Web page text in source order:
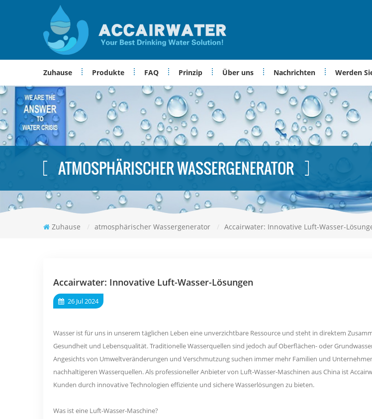
Zuhause Produkte FAQ Prinzip Über uns Nachrichten Werden
ATMOSPHÄRISCHER WASSERGENERATOR
Zuhause / atmosphärischer Wassergenerator / Accairwater: Innovative Luft-Wasser-
Accairwater: Innovative Luft-Wasser-Lösungen
26 Jul 2024
Wasser ist für uns in unserem täglichen Leben eine unverzichtbare Ressource und steht in direktem
Gesundheit und Lebensqualität. Traditionelle Wasserquellen sind jedoch auf Oberflächen- oder
Angesichts von Umweltveränderungen und Verschmutzung suchen immer mehr Familien und
nachhaltigeren Wasserquellen. Als professioneller Anbieter von Luft-Wasser-Maschinen aus China ist
Kunden durch innovative Technologien effiziente und sichere Wasserlösungen zu bieten.
Was ist eine Luft-Wasser-Maschine?